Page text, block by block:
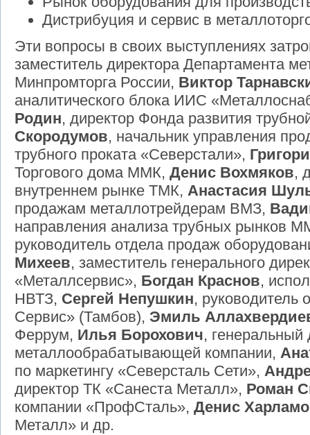
Дистрибуция и сервис в
Эти вопросы в своих выступлениях
заместитель директора Департамента
Минпромторга России, Виктор
аналитического блока ИИС
Родин, директор Фонда развития
Скородумов, начальник управления
трубного проката «Северстали»,
Торгового дома ММК, Денис Вохмяков,
внутреннем рынке ТМК, Анастасия
продажам металлотрейдерам ВМЗ,
направления анализа трубных рынков
руководитель отдела продаж
Михеев, заместитель генерального
«Металлсервис», Богдан Краснов,
НВТЗ, Сергей Непушкин, руководитель
Сервис» (Тамбов), Эмиль
Феррум, Илья Борохович, генеральный
металлообрабатывающей компании,
по маркетингу «Северсталь Сети»,
директор ТК «Санеста Металл», Роман
компании «ПрофСталь», Денис
Металл» и др.